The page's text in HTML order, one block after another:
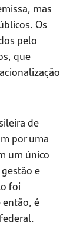
mas
Os
pelo
que
de
por uma
um único
e
foi
então, é